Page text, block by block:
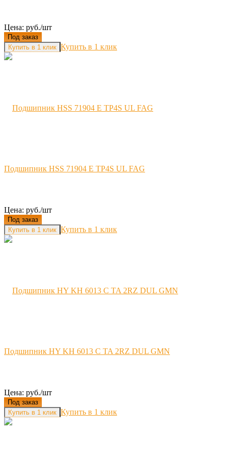
Цена: руб./шт
Под заказ
Купить в 1 клик
Подшипник HSS 71904 E TP4S UL FAG
Цена: руб./шт
Под заказ
Купить в 1 клик
Подшипник HY KH 6013 C TA 2RZ DUL GMN
Цена: руб./шт
Под заказ
Купить в 1 клик